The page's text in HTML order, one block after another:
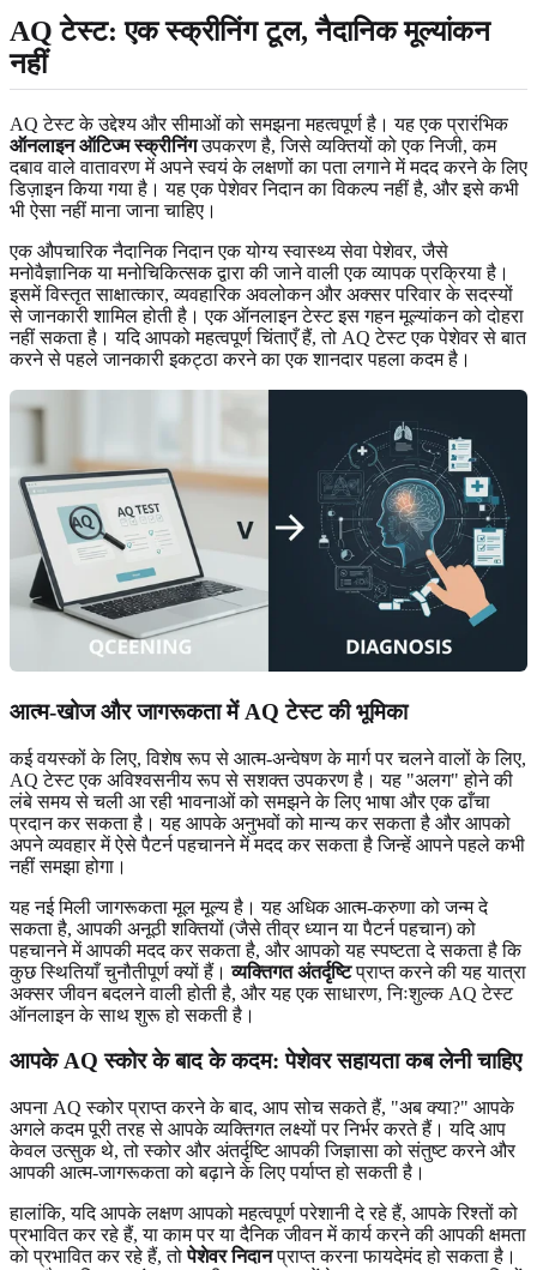
AQ टेस्ट: एक स्क्रीनिंग टूल, नैदानिक ​​मूल्यांकन
नहीं
AQ टेस्ट के उद्देश्य और सीमाओं को समझना महत्वपूर्ण है। यह एक प्रारंभिक
ऑनलाइन ऑटिज्म स्क्रीनिंगउपकरण है, जिसे व्यक्तियों को एक निजी, कम
दबाव वाले वातावरण में अपने स्वयं के लक्षणों का पता लगाने में मदद करने के लिए
डिज़ाइन किया गया है। यह एक पेशेवर निदान का विकल्प नहीं है, और इसे कभी
भी ऐसा नहीं माना जाना चाहिए।
एक औपचारिक नैदानिक ​​निदान एक योग्य स्वास्थ्य सेवा पेशेवर, जैसे
मनोवैज्ञानिक या मनोचिकित्सक द्वारा की जाने वाली एक व्यापक प्रक्रिया है।
इसमें विस्तृत साक्षात्कार, व्यवहारिक अवलोकन और अक्सर परिवार के सदस्यों
से जानकारी शामिल होती है। एक ऑनलाइन टेस्ट इस गहन मूल्यांकन को दोहरा
नहीं सकता है। यदि आपको महत्वपूर्ण चिंताएँ हैं, तो AQ टेस्ट एक पेशेवर से बात
करने से पहले जानकारी इकट्ठा करने का एक शानदार पहला कदम है।
आत्म-खोज और जागरूकता में AQ टेस्ट की भूमिका
कई वयस्कों के लिए, विशेष रूप से आत्म-अन्वेषण के मार्ग पर चलने वालों के लिए,
AQ टेस्ट एक अविश्वसनीय रूप से सशक्त उपकरण है। यह "अलग" होने की
लंबे समय से चली आ रही भावनाओं को समझने के लिए भाषा और एक ढाँचा
प्रदान कर सकता है। यह आपके अनुभवों को मान्य कर सकता है और आपको
अपने व्यवहार में ऐसे पैटर्न पहचानने में मदद कर सकता है जिन्हें आपने पहले कभी
नहीं समझा होगा।
यह नई मिली जागरूकता मूल मूल्य है। यह अधिक आत्म-करुणा को जन्म दे
सकता है, आपकी अनूठी शक्तियों (जैसे तीव्र ध्यान या पैटर्न पहचान) को
पहचानने में आपकी मदद कर सकता है, और आपको यह स्पष्टता दे सकता है कि
कुछ स्थितियाँ चुनौतीपूर्ण क्यों हैं।व्यक्तिगत अंतर्दृष्टिप्राप्त करने की यह यात्रा
अक्सर जीवन बदलने वाली होती है, और यह एक साधारण,निःशुल्क AQ टेस्ट
ऑनलाइनके साथ शुरू हो सकती है।
आपके AQ स्कोर के बाद के कदम: पेशेवर सहायता कब लेनी चाहिए
अपना AQ स्कोर प्राप्त करने के बाद, आप सोच सकते हैं, "अब क्या?" आपके
अगले कदम पूरी तरह से आपके व्यक्तिगत लक्ष्यों पर निर्भर करते हैं। यदि आप
केवल उत्सुक थे, तो स्कोर और अंतर्दृष्टि आपकी जिज्ञासा को संतुष्ट करने और
आपकी आत्म-जागरूकता को बढ़ाने के लिए पर्याप्त हो सकती है।
हालांकि, यदि आपके लक्षण आपको महत्वपूर्ण परेशानी दे रहे हैं, आपके रिश्तों को
प्रभावित कर रहे हैं, या काम पर या दैनिक जीवन में कार्य करने की आपकी क्षमता
को प्रभावित कर रहे हैं, तोपेशेवर निदानप्राप्त करना फायदेमंद हो सकता है।